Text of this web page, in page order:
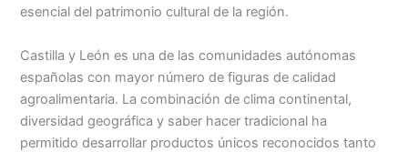
esencial del patrimonio cultural de la región.
Castilla y León es una de las comunidades autónomas
españolas con mayor número de figuras de calidad
agroalimentaria. La combinación de clima continental,
diversidad geográfica y saber hacer tradicional ha
permitido desarrollar productos únicos reconocidos tanto